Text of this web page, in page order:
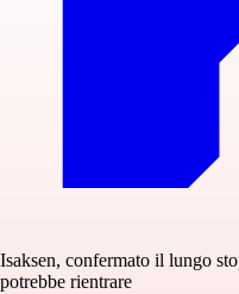
Isaksen, confermato il lungo
potrebbe rientrare